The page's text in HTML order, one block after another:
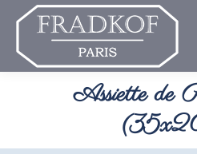
Assiette de
Vous êtes